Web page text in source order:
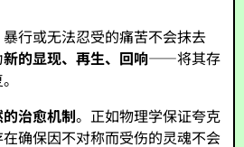
行或无法忍受的痛苦不会抹去
新的显现、再生、回响——将其存
的治愈机制。正如物理学保证夸克
确保因不对称而受伤的灵魂不会